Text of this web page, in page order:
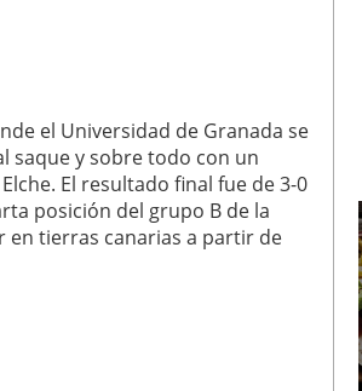
el Universidad de Granada se
saque y sobre todo con un
El resultado final fue de 3-0
posición del grupo B de la
en tierras canarias a partir de